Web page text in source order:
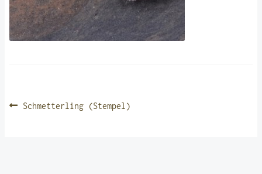
BEITRAGSNAVIGATION
Vorheriger
Schmetterling (Stempel)